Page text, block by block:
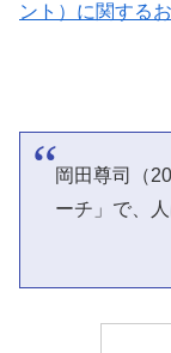
ント）に関する
岡田尊司（
ーチ」で、